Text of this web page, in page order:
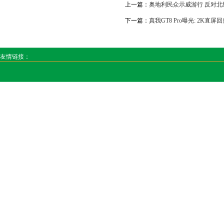
上一篇： 奥地利民众示威游行 反对
下一篇： 真我GT8 Pro曝光: 2K直屏
友情链接：